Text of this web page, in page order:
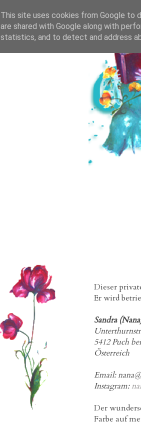
Dieser
Er wird
Sandra
5412 Puch
Österreich
Email:
Instagram:
Der
Farbe auf
This site uses cookies from Google to
are shared with Google along with
statistics, and to detect and address